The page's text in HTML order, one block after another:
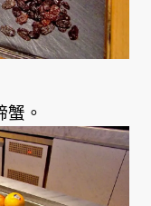
。